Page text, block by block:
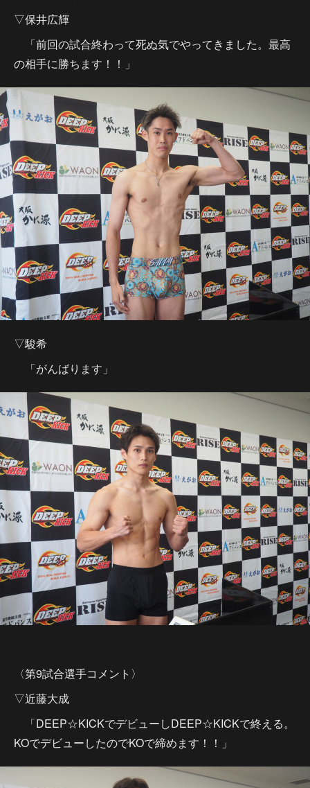
▽保井広輝
「前回の試合終わって死ぬ気でやってきました。最高
の相手に勝ちます！！」
▽駿希
「がんばります」
〈第9試合選手コメント〉
▽近藤大成
「DEEP☆KICKでデビューしDEEP☆KICKで終える。
KOでデビューしたのでKOで締めます！！」